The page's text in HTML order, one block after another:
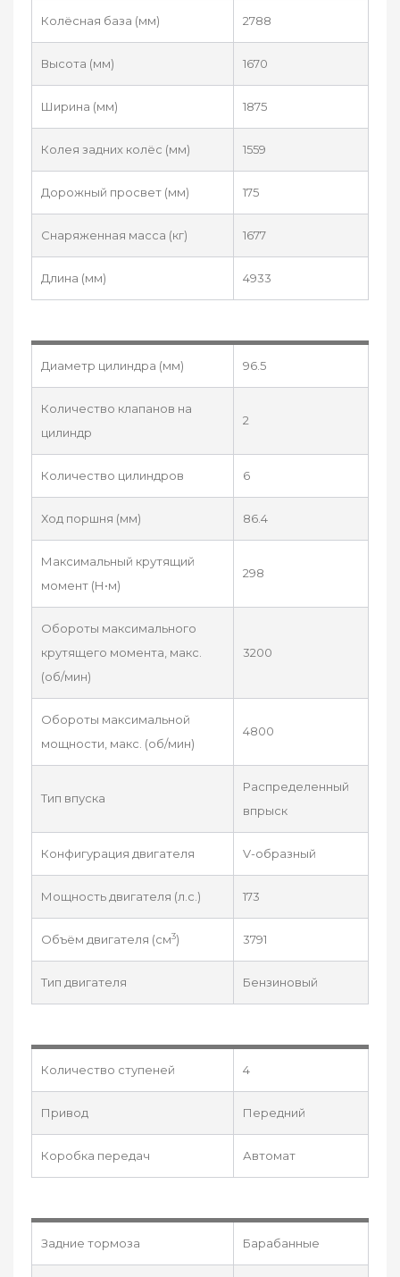
Колёсная база (мм) 2788
Высота (мм) 1670
Ширина (мм) 1875
Колея задних колёс (мм) 1559
Дорожный просвет (мм) 175
Снаряженная масса (кг) 1677
Длина (мм) 4933
Диаметр цилиндра (мм) 96.5
Количество клапанов на
цилиндр
2
Количество цилиндров 6
Ход поршня (мм) 86.4
Максимальный крутящий
момент (Н•м)
298
Обороты максимального
крутящего момента, макс.
(об/мин)
3200
Обороты максимальной
мощности, макс. (об/мин)
4800
Тип впуска
Распределенный
впрыск
Конфигурация двигателя V-образный
Мощность двигателя (л.с.) 173
Объём двигателя (см3) 3791
Тип двигателя Бензиновый
Количество ступеней 4
Привод Передний
Коробка передач Автомат
Задние тормоза Барабанные